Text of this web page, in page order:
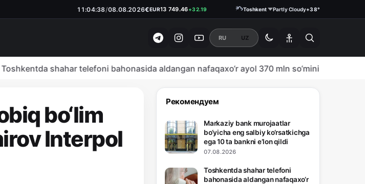
11:04:39/08.08.2026€EUR13 749.46+32.19
₽RUB146.19000.18
Toshkent Partly Cloudy+38°
RU UZ
shahar telefoni bahonasida aldangan nafaqaxo‘r ayol 370 mln so‘mini firibgarlarga
bo‘lim
Interpol
Рекомендуем
Markaziy bank murojaatlar
bo‘yicha eng salbiy ko‘rsatkichga
ega 10 ta bankni e’lon qildi
07.08.2026
Toshkentda shahar telefoni
bahonasida aldangan nafaqaxo‘r